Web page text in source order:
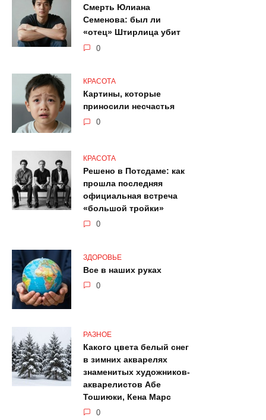
Смерть Юлиана
Семенова: был ли
«отец» Штирлица убит
0
КРАСОТА
Картины, которые
приносили несчастья
0
КРАСОТА
Решено в Потсдаме: как
прошла последняя
официальная встреча
«большой тройки»
0
ЗДОРОВЬЕ
Все в наших руках
0
РАЗНОЕ
Какого цвета белый снег
в зимних акварелях
знаменитых художников-
акварелистов Абе
Тошиюки, Кена Марс
0